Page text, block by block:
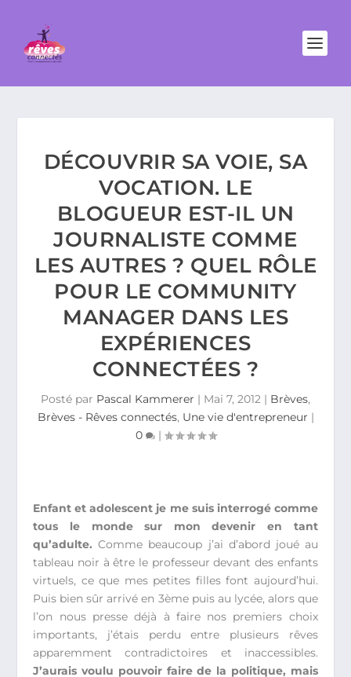
DÉCOUVRIR SA VOIE, SA
VOCATION. LE
BLOGUEUR EST-IL UN
JOURNALISTE COMME
LES AUTRES ? QUEL RÔLE
POUR LE COMMUNITY
MANAGER DANS LES
EXPÉRIENCES
CONNECTÉES ?
Posté par Pascal Kammerer | Mai 7, 2012 | Brèves,
Brèves - Rêves connectés, Une vie d'entrepreneur |
0
|
Enfant et adolescent je me suis interrogé comme
tous le monde sur mon devenir en tant
qu’adulte. Comme beaucoup j’ai d’abord joué au
tableau noir à être le professeur devant des enfants
virtuels, ce que mes petites filles font aujourd’hui.
Puis bien sûr arrivé en 3ème puis au lycée, alors que
l’on nous presse déjà à faire nos premiers choix
importants, j’étais perdu entre plusieurs rêves
apparemment contradictoires et inaccessibles.
J’aurais voulu pouvoir faire de la politique, mais